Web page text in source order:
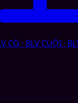
CÒ · BLV CUỘI ·